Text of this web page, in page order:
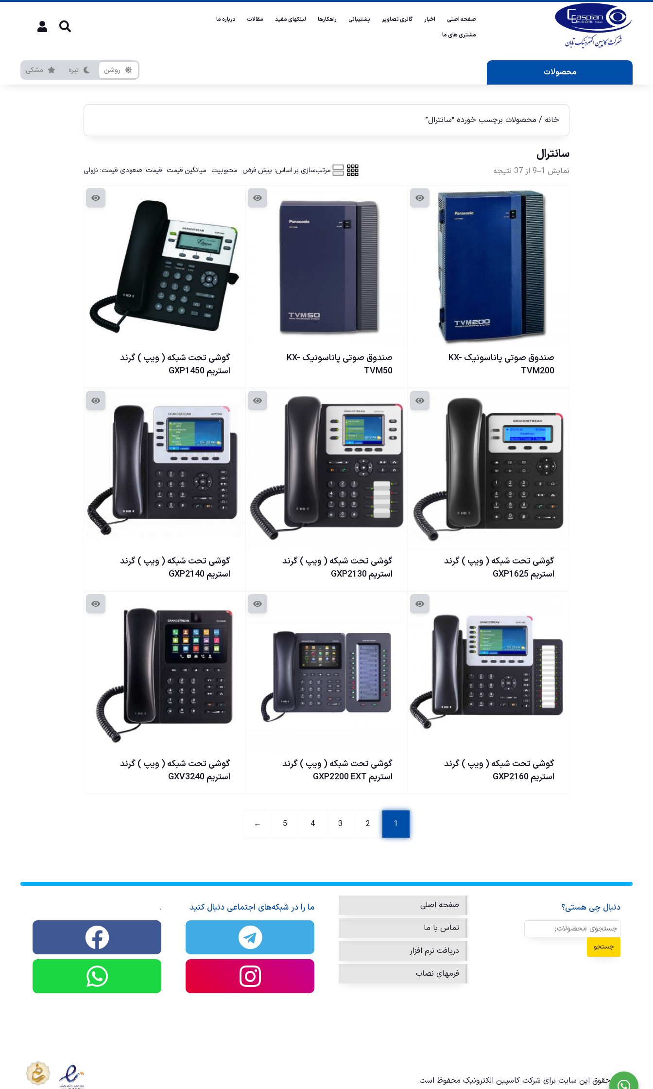
صفحه اصلی اخبار گالری تصاویر پشتیبانی راهکارها لینکهای مفید مقالات
درباره ما
مشتری های ما
محصولات روشن تیره مشکی
خانه / محصولات برچسب خورده “سانترال”
سانترال
نمایش 1–9 از 37 نتیجه مرتب‌سازی بر اساس: پیش فرض محبوبیت میانگین قیمت قیمت: صعودی قیمت: نزولی
صندوق صوتی پاناسونیک KX-
TVM200
صندوق صوتی پاناسونیک KX-
TVM50
گوشی تحت شبكه ( ويپ ) گرند
استریم GXP1450
گوشی تحت شبكه ( ويپ ) گرند
استریم GXP1625
گوشی تحت شبكه ( ويپ ) گرند
استریم GXP2130
گوشی تحت شبكه ( ويپ ) گرند
استریم GXP2140
گوشی تحت شبكه ( ويپ ) گرند
استریم GXP2160
گوشی تحت شبكه ( ويپ ) گرند
استریم GXP2200 EXT
گوشی تحت شبكه ( ويپ ) گرند
استریم GXV3240
1
2
3
4
5
←
دنبال چی هستی؟
جستجو
صفحه اصلی
تماس با ما
دریافت نرم افزار
فرمهای نصاب
ما را در شبکه‌های اجتماعی دنبال کنید .
تمامی حقوق این سایت برای شرکت کاسپین الکترونیک محفوظ است.